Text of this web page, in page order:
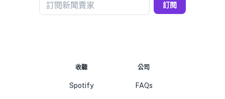
訂閱新聞賣家 訂閱
收聽
Spotify
公司
FAQs